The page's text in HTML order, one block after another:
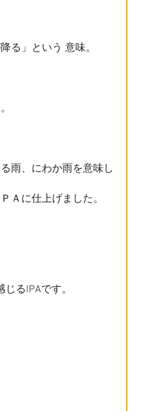
る」という 意味。
雨、にわか雨を意味し
Ａに仕上げました。
るIPAです。